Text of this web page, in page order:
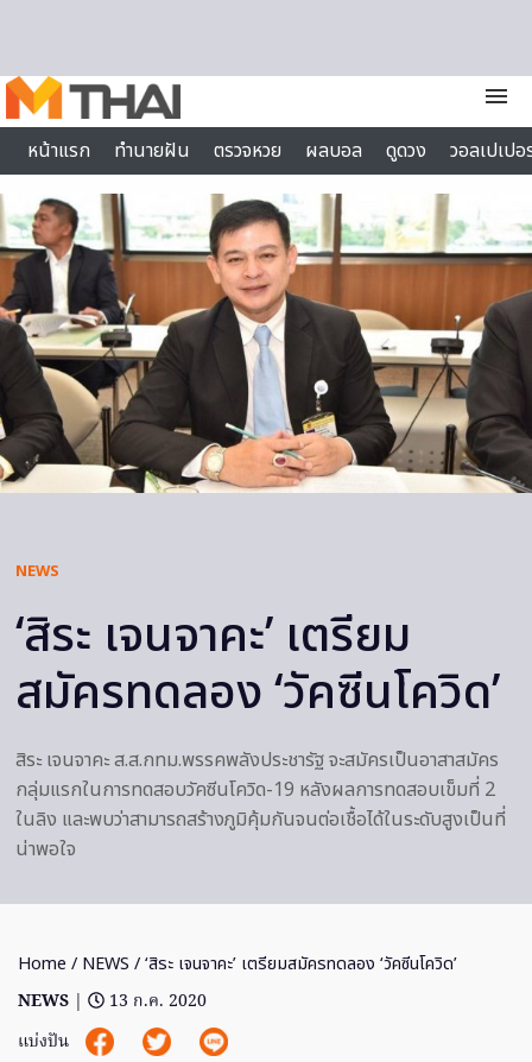
menu
หน้าแรก
ทำนายฝัน ตรวจหวย ผลบอล ดูดวง
วอลเปเป
ไลฟ์สไตล์
NEWS
‘สิระ เจนจาคะ’ เตรียม
สมัครทดลอง ‘วัคซีนโควิด’
สิระ เจนจาคะ ส.ส.กทม.พรรคพลังประชารัฐ จะสมัครเป็นอาสาสมัคร
กลุ่มแรกในการทดสอบวัคซีนโควิด-19 หลังผลการทดสอบเข็มที่ 2
ในลิง และพบว่าสามารถสร้างภูมิคุ้มกันจนต่อเชื้อได้ในระดับสูงเป็นที่
น่าพอใจ
Home / NEWS / ‘สิระ เจนจาคะ’ เตรียมสมัครทดลอง ‘วัคซีนโควิด’
NEWS |
13 ก.ค. 2020
แบ่งปัน